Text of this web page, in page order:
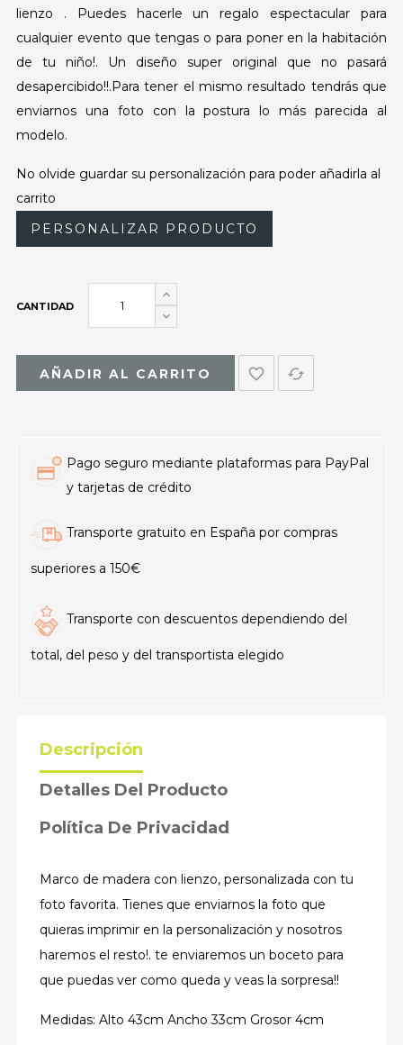
lienzo . Puedes hacerle un regalo espectacular para
cualquier evento que tengas o para poner en la habitación
de tu niño!. Un diseño super original que no pasará
desapercibido!!.Para tener el mismo resultado tendrás que
enviarnos una foto con la postura lo más parecida al
modelo.
No olvide guardar su personalización para poder añadirla al
carrito
PERSONALIZAR PRODUCTO
CANTIDAD
AÑADIR AL CARRITO favorite_border cached
Pago seguro mediante plataformas para PayPal
y tarjetas de crédito
Transporte gratuito en España por compras
superiores a 150€
Transporte con descuentos dependiendo del
total, del peso y del transportista elegido
Descripción
Detalles Del Producto
Política De Privacidad
Marco de madera con lienzo, personalizada con tu
foto favorita. Tienes que enviarnos la foto que
quieras imprimir en la personalización y nosotros
haremos el resto!. te enviaremos un boceto para
que puedas ver como queda y veas la sorpresa!!
Medidas: Alto 43cm Ancho 33cm Grosor 4cm